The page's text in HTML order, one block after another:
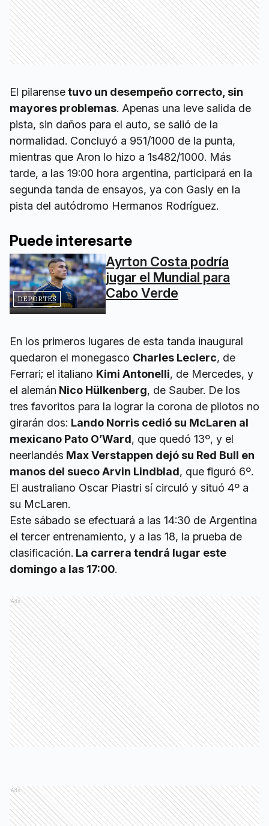
El pilarensetuvo un desempeño correcto, sin
mayores problemas. Apenas una leve salida de
pista, sin daños para el auto, se salió de la
normalidad. Concluyó a 951/1000 de la punta,
mientras que Aron lo hizo a 1s482/1000. Más
tarde, a las 19:00 hora argentina, participará en la
segunda tanda de ensayos, ya con Gasly en la
pista del autódromo Hermanos Rodríguez.
Puede interesarte
DEPORTES
Ayrton Costa podría
jugar el Mundial para
Cabo Verde
En los primeros lugares de esta tanda inaugural
quedaron el monegasco Charles Leclerc, de
Ferrari; el italiano Kimi Antonelli, de Mercedes, y
el alemán Nico Hülkenberg, de Sauber. De los
tres favoritos para la lograr la corona de pilotos no
girarán dos: Lando Norris cedió su McLaren al
mexicano Pato O’Ward, que quedó 13º, y el
neerlandés Max Verstappen dejó su Red Bull en
manos del sueco Arvin Lindblad, que figuró 6º.
El australiano Oscar Piastri sí circuló y situó 4º a
su McLaren.
Este sábado se efectuará a las 14:30 de Argentina
el tercer entrenamiento, y a las 18, la prueba de
clasificación. La carrera tendrá lugar este
domingo a las 17:00.
Ads
Ads